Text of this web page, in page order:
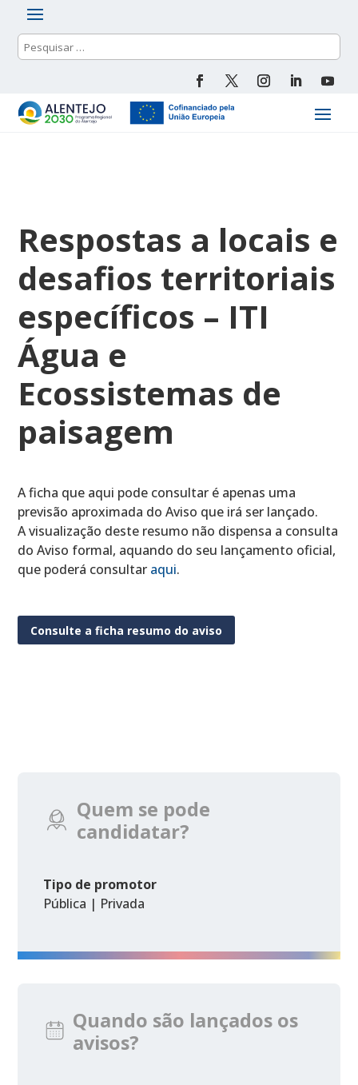
Respostas a locais e
desafios territoriais
específicos – ITI
Água e
Ecossistemas de
paisagem
A ficha que aqui pode consultar é apenas uma
previsão aproximada do Aviso que irá ser lançado.
A visualização deste resumo não dispensa a consulta
do Aviso formal, aquando do seu lançamento oficial,
que poderá consultar aqui.
Consulte a ficha resumo do aviso
Quem se pode
candidatar?
Tipo de promotor
Pública | Privada
Quando são lançados os
avisos?